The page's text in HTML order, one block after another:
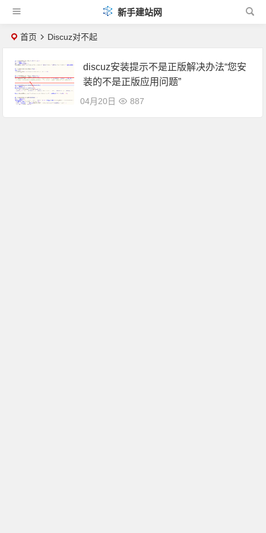
新手建站网
首页 Discuz对不起
discuz安装提示不是正版解决办法“您安
装的不是正版应用问题”
04月20日 887